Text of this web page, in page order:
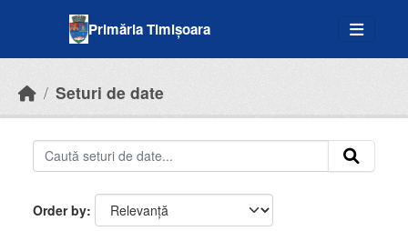
Primăria Timișoara
Seturi de date
Order by